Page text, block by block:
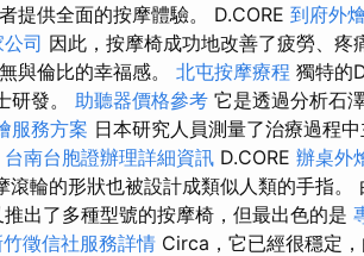
提供全面的按摩體驗。 D.CORE 到府外
司 因此，按摩椅成功地改善了疲勞、疼
與倫比的幸福感。 北屯按摩療程 獨特的
研發。 助聽器價格參考 它是透過分析石
服務方案 日本研究人員測量了治療過程
台南台胞證辦理詳細資訊 D.CORE 辦桌外
滾輪的形狀也被設計成類似人類的手指。
出了多種型號的按摩椅，但最出色的是
竹徵信社服務詳情 Circa，它已經很穩定